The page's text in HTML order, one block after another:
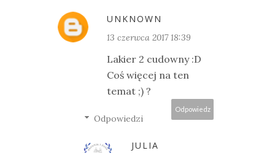
UNKNOWN
13 czerwca 2017 18:39
Lakier 2 cudowny :D
Coś więcej na ten
temat ;) ?
Odpowiedz
Odpowiedzi
JULIA